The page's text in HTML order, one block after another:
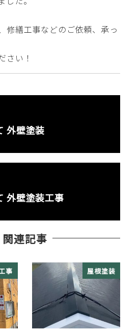
修繕工事などのご依頼、承っ
さい！
外壁塗装
外壁塗装工事
関連記事
事 屋根塗装